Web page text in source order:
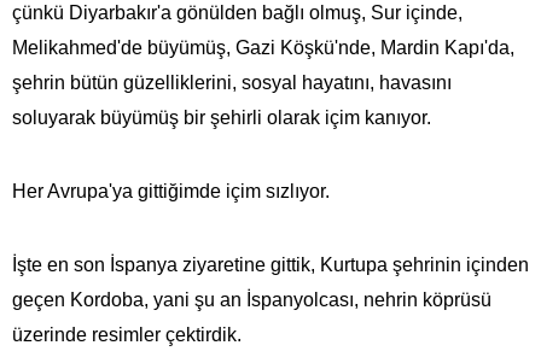
çünkü Diyarbakır'a gönülden bağlı olmuş, Sur içinde,
Melikahmed'de büyümüş, Gazi Köşkü'nde, Mardin Kapı'da,
şehrin bütün güzelliklerini, sosyal hayatını, havasını
soluyarak büyümüş bir şehirli olarak içim kanıyor.
Her Avrupa'ya gittiğimde içim sızlıyor.
İşte en son İspanya ziyaretine gittik, Kurtupa şehrinin içinden
geçen Kordoba, yani şu an İspanyolcası, nehrin köprüsü
üzerinde resimler çektirdik.